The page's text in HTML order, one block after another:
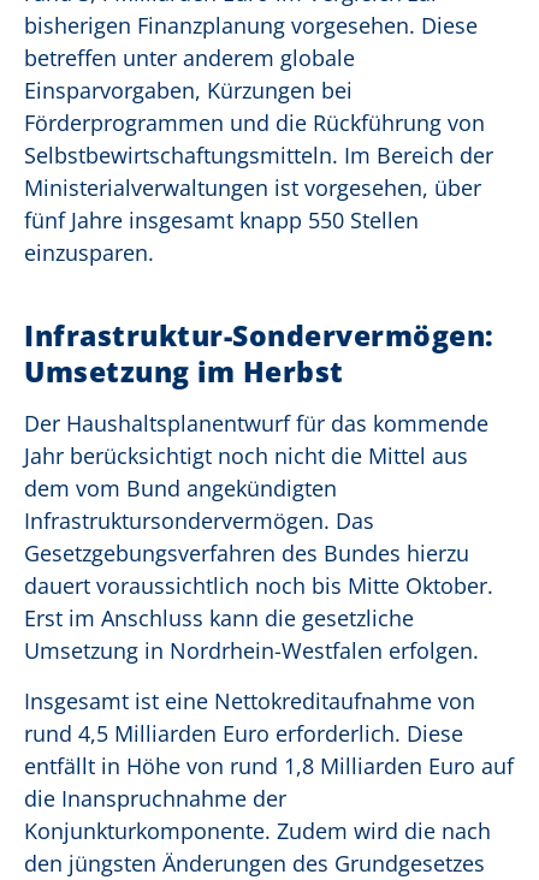
bisherigen Finanzplanung vorgesehen. Diese
betreffen unter anderem globale
Einsparvorgaben, Kürzungen bei
Förderprogrammen und die Rückführung von
Selbstbewirtschaftungsmitteln. Im Bereich der
Ministerialverwaltungen ist vorgesehen, über
fünf Jahre insgesamt knapp 550 Stellen
einzusparen.
Infrastruktur-Sondervermögen:
Umsetzung im Herbst
Der Haushaltsplanentwurf für das kommende
Jahr berücksichtigt noch nicht die Mittel aus
dem vom Bund angekündigten
Infrastruktursondervermögen. Das
Gesetzgebungsverfahren des Bundes hierzu
dauert voraussichtlich noch bis Mitte Oktober.
Erst im Anschluss kann die gesetzliche
Umsetzung in Nordrhein-Westfalen erfolgen.
Insgesamt ist eine Nettokreditaufnahme von
rund 4,5 Milliarden Euro erforderlich. Diese
entfällt in Höhe von rund 1,8 Milliarden Euro auf
die Inanspruchnahme der
Konjunkturkomponente. Zudem wird die nach
den jüngsten Änderungen des Grundgesetzes